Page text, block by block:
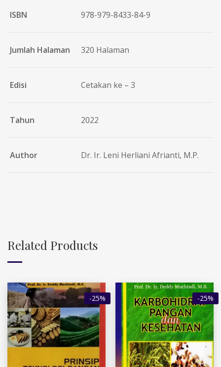
ISBN 978-979-8433-84-9
Jumlah Halaman 320 Halaman
Edisi Cetakan ke – 3
Tahun 2022
Author Dr. Ir. Leni Herliani Afrianti, M.P.
Related Products
-25% -25%